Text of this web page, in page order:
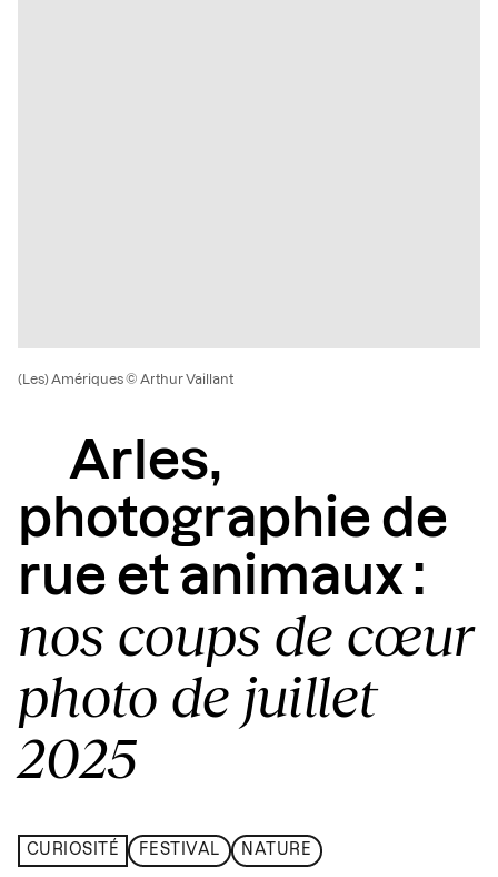
Arles,
photographie de
rue et animaux :
nos coups de cœur
photo de juillet
2025
CURIOSITÉ FESTIVAL NATURE
(Les) Amériques © Arthur Vaillant